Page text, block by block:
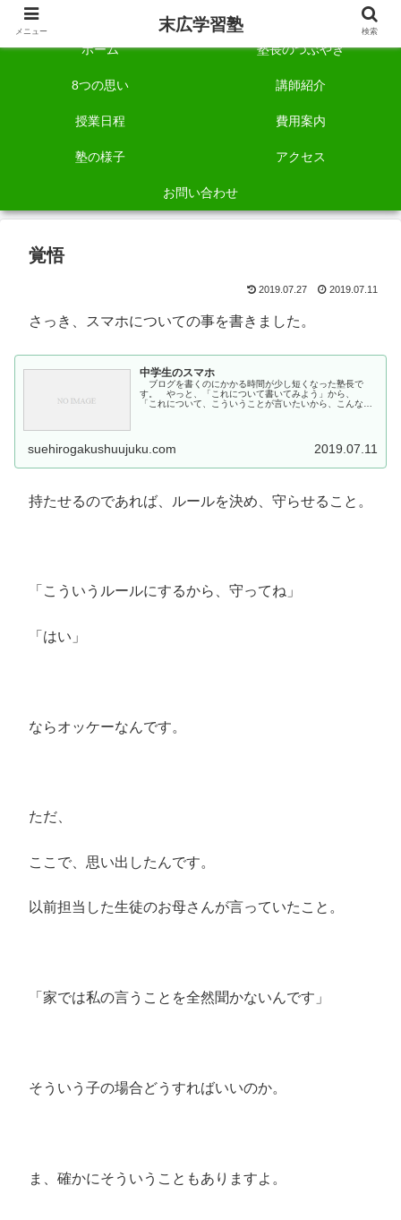
自称「一宮でいちばん塾で勉強させる塾」です。
ホーム 塾長のつぶやき
8つの思い 講師紹介
授業日程 費用案内
塾の様子 アクセス
お問い合わせ
覚悟
2019.07.27 2019.07.11
さっき、スマホについての事を書きました。
中学生のスマホ
ブログを書くのにかかる時間が少し短くなった塾長で
す。 やっと、「これについて書いてみよう」から、
「これについて、こういうことが言いたいから、こんなふ
suehirogakushuujuku.com 2019.07.11
持たせるのであれば、ルールを決め、守らせること。
「こういうルールにするから、守ってね」
「はい」
ならオッケーなんです。
ただ、
ここで、思い出したんです。
以前担当した生徒のお母さんが言っていたこと。
「家では私の言うことを全然聞かないんです」
そういう子の場合どうすればいいのか。
ま、確かにそういうこともありますよ。
メニュー 末広学習塾 検索